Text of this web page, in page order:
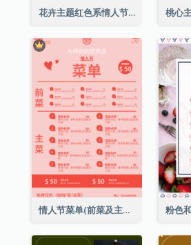
花卉主题红色系情人节菜单
情人节菜单(前菜及主菜)